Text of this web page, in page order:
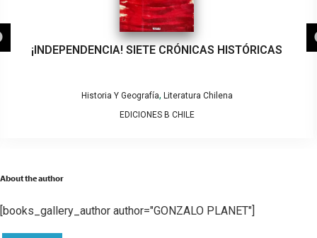
¡INDEPENDENCIA! SIETE CRÓNICAS HISTÓRICAS
Historia Y Geografía, Literatura Chilena
EDICIONES B CHILE
About the author
[books_gallery_author author="GONZALO PLANET"]